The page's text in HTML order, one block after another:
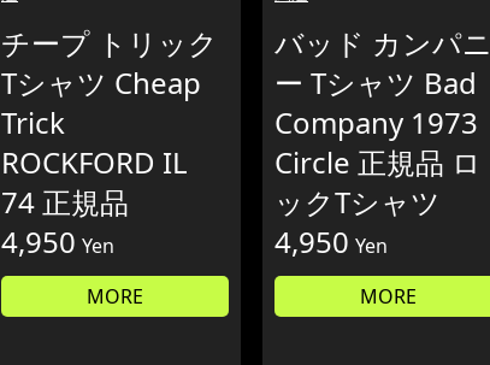
チープ トリック
Tシャツ Cheap
Trick
ROCKFORD IL
74 正規品
4,950 Yen
MORE
バッド カンパニ
ー Tシャツ Bad
Company 1973
Circle 正規品 ロ
ックTシャツ
4,950 Yen
MORE